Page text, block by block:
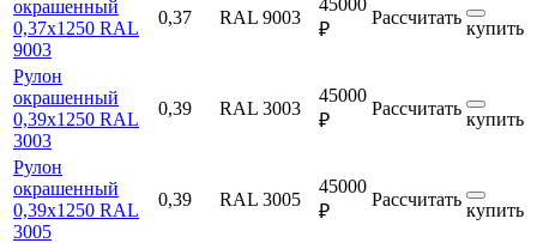
окрашенный
0,37х1250 RAL
9003
0,37 RAL 9003
₽
Рассчитать
купить
Рулон
окрашенный
0,39х1250 RAL
3003
0,39 RAL 3003
45000
₽
Рассчитать
купить
Рулон
окрашенный
0,39х1250 RAL
3005
0,39 RAL 3005
45000
₽
Рассчитать
купить